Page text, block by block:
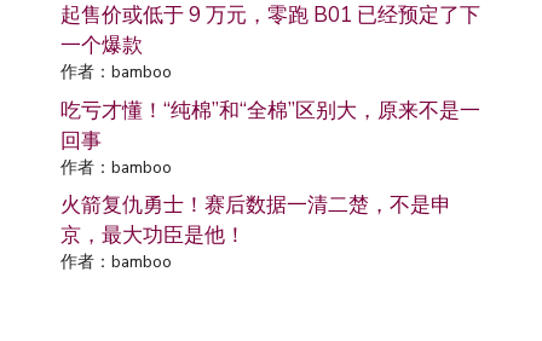
起售价或低于 9 万元，零跑 B01 已经预定了下
一个爆款
作者：bamboo
吃亏才懂！“纯棉”和“全棉”区别大，原来不是一
回事
作者：bamboo
火箭复仇勇士！赛后数据一清二楚，不是申
京，最大功臣是他！
作者：bamboo